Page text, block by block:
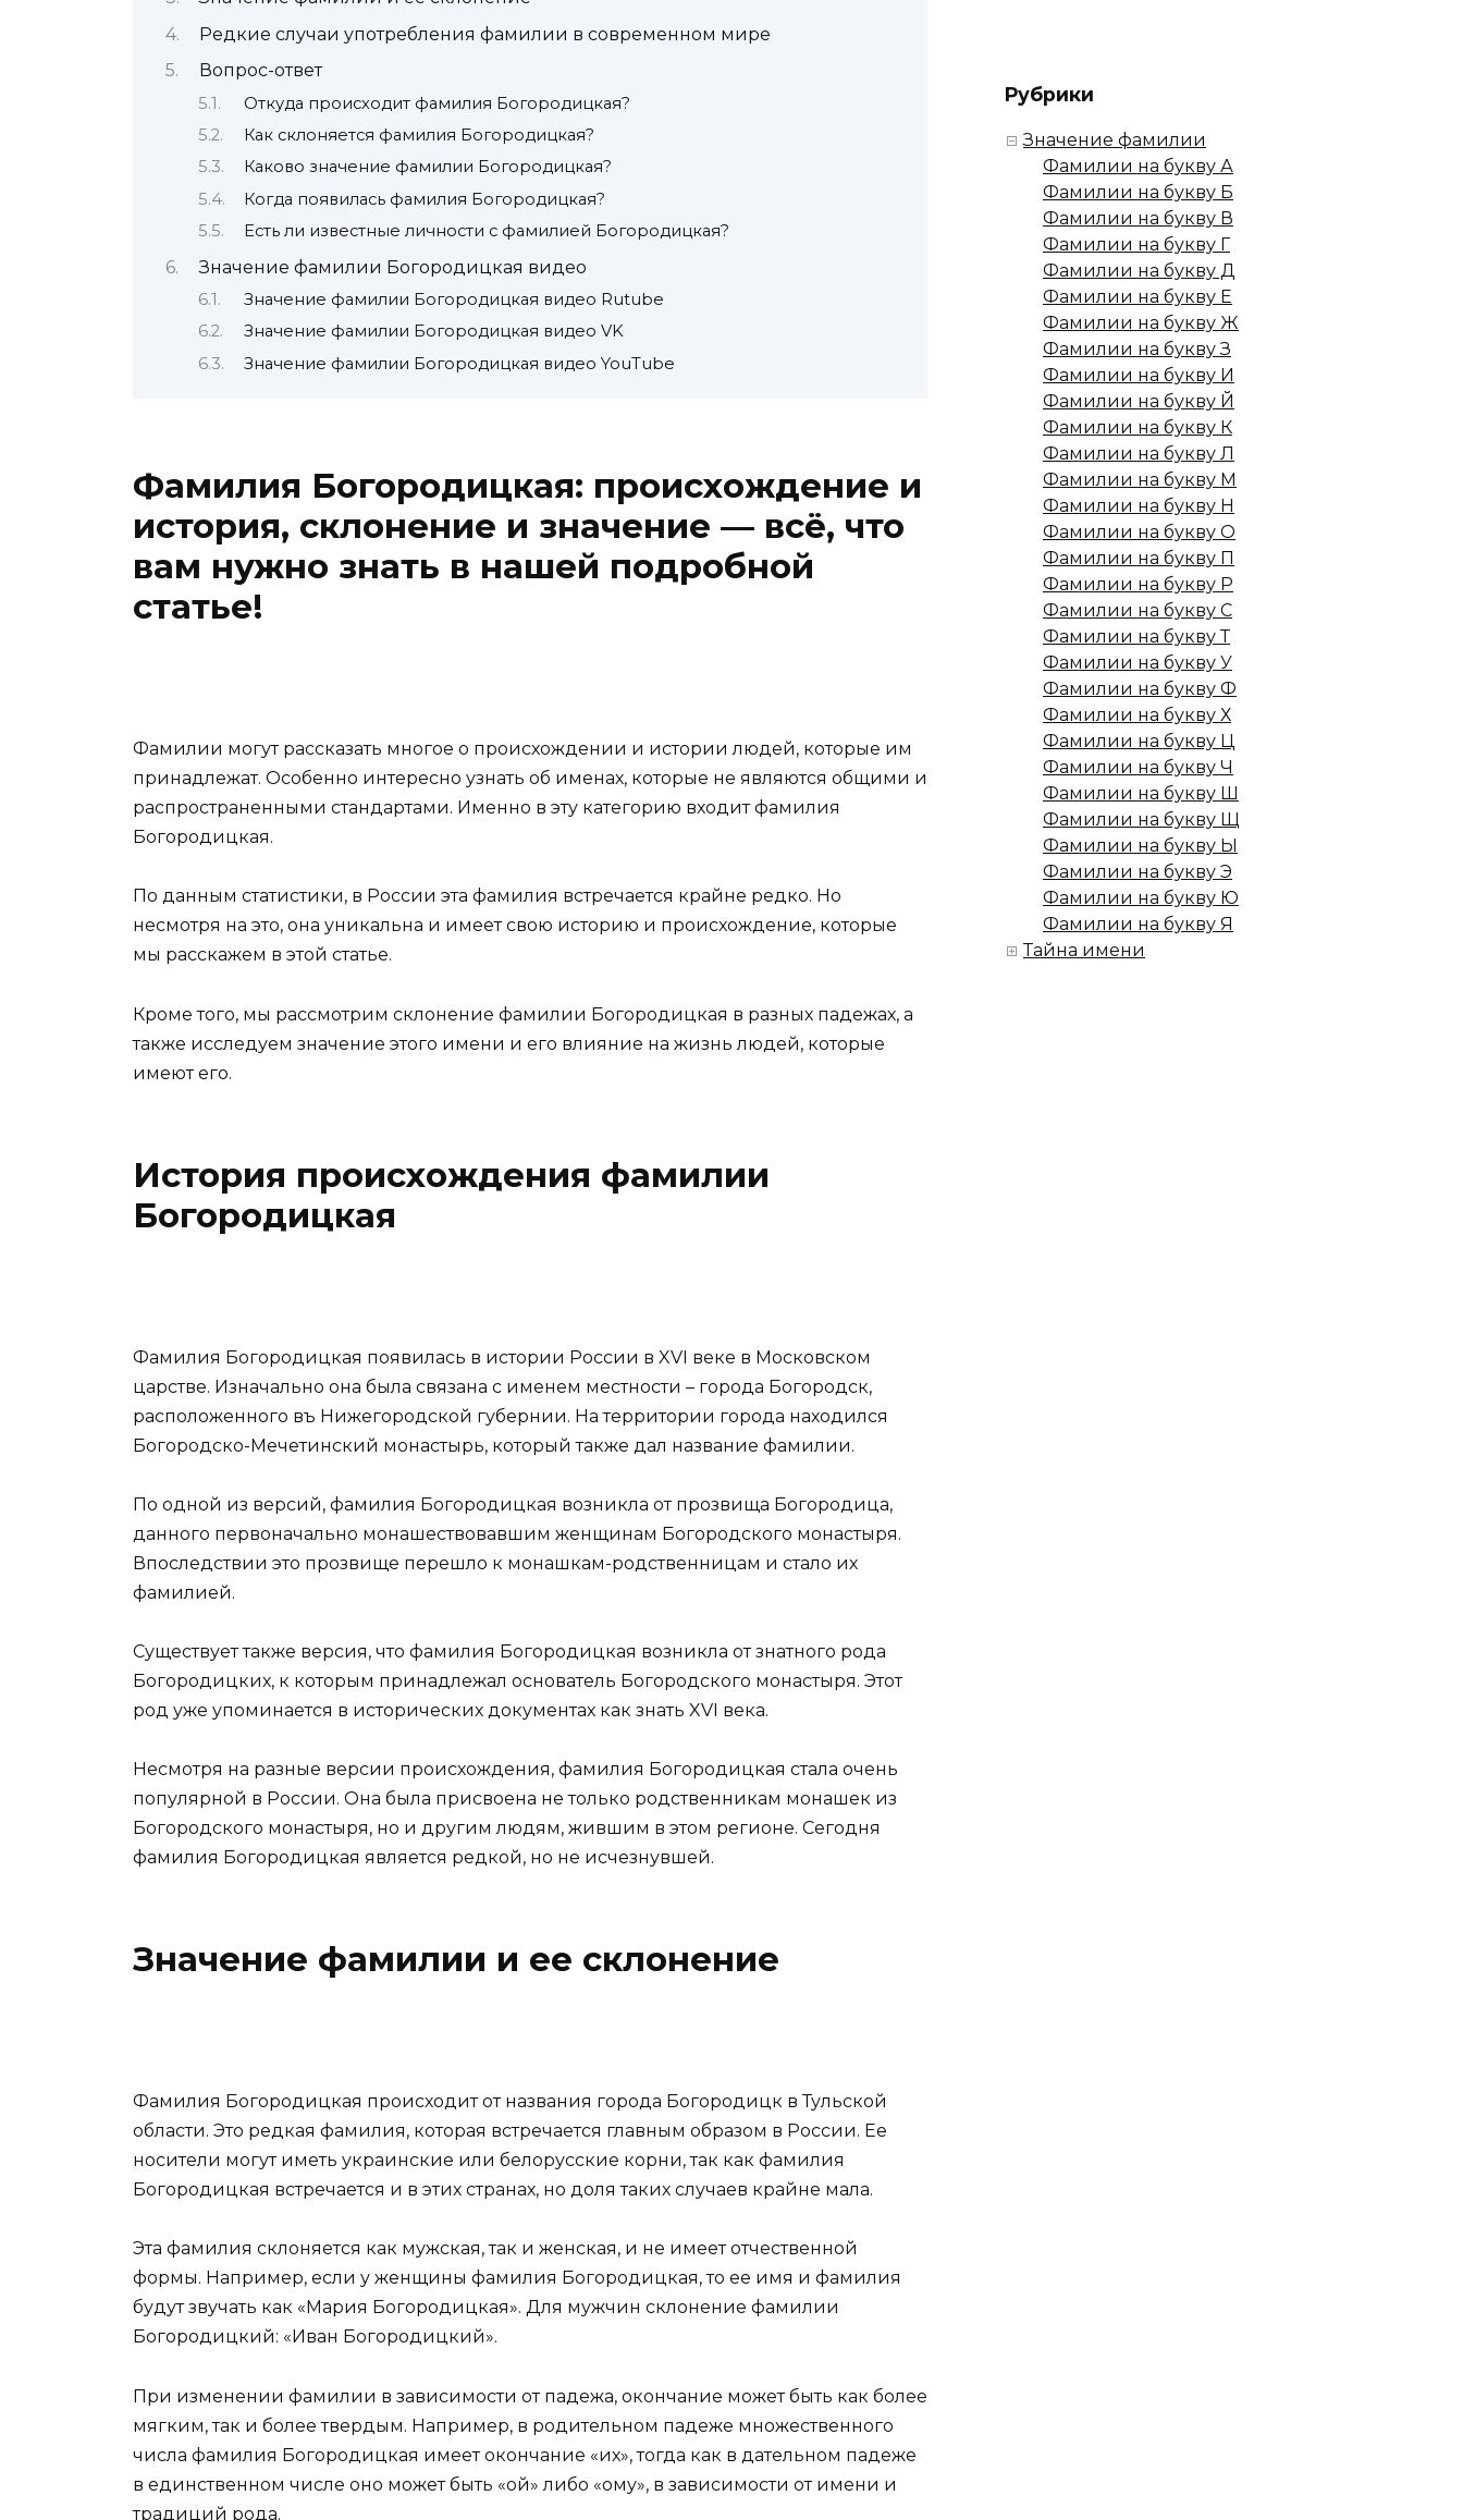
Редкие случаи употребления фамилии в современном мире
Вопрос-ответ
Откуда происходит фамилия Богородицкая?
Как склоняется фамилия Богородицкая?
Каково значение фамилии Богородицкая?
Когда появилась фамилия Богородицкая?
Есть ли известные личности с фамилией Богородицкая?
Значение фамилии Богородицкая видео
Значение фамилии Богородицкая видео Rutube
Значение фамилии Богородицкая видео VK
Значение фамилии Богородицкая видео YouTube
Фамилия Богородицкая: происхождение и
история, склонение и значение — всё, что
вам нужно знать в нашей подробной
статье!
Фамилии могут рассказать многое о происхождении и истории людей, которые им
принадлежат. Особенно интересно узнать об именах, которые не являются общими и
распространенными стандартами. Именно в эту категорию входит фамилия
Богородицкая.
По данным статистики, в России эта фамилия встречается крайне редко. Но
несмотря на это, она уникальна и имеет свою историю и происхождение, которые
мы расскажем в этой статье.
Кроме того, мы рассмотрим склонение фамилии Богородицкая в разных падежах, а
также исследуем значение этого имени и его влияние на жизнь людей, которые
имеют его.
История происхождения фамилии
Богородицкая
Фамилия Богородицкая появилась в истории России в XVI веке в Московском
царстве. Изначально она была связана с именем местности – города Богородск,
расположенного въ Нижегородской губернии. На территории города находился
Богородско-Мечетинский монастырь, который также дал название фамилии.
По одной из версий, фамилия Богородицкая возникла от прозвища Богородица,
данного первоначально монашествовавшим женщинам Богородского монастыря.
Впоследствии это прозвище перешло к монашкам-родственницам и стало их
фамилией.
Существует также версия, что фамилия Богородицкая возникла от знатного рода
Богородицких, к которым принадлежал основатель Богородского монастыря. Этот
род уже упоминается в исторических документах как знать XVI века.
Несмотря на разные версии происхождения, фамилия Богородицкая стала очень
популярной в России. Она была присвоена не только родственникам монашек из
Богородского монастыря, но и другим людям, жившим в этом регионе. Сегодня
фамилия Богородицкая является редкой, но не исчезнувшей.
Значение фамилии и ее склонение
Фамилия Богородицкая происходит от названия города Богородицк в Тульской
области. Это редкая фамилия, которая встречается главным образом в России. Ее
носители могут иметь украинские или белорусские корни, так как фамилия
Богородицкая встречается и в этих странах, но доля таких случаев крайне мала.
Эта фамилия склоняется как мужская, так и женская, и не имеет отчественной
формы. Например, если у женщины фамилия Богородицкая, то ее имя и фамилия
будут звучать как «Мария Богородицкая». Для мужчин склонение фамилии
Богородицкий: «Иван Богородицкий».
При изменении фамилии в зависимости от падежа, окончание может быть как более
мягким, так и более твердым. Например, в родительном падеже множественного
числа фамилия Богородицкая имеет окончание «их», тогда как в дательном падеже
в единственном числе оно может быть «ой» либо «ому», в зависимости от имени и
традиций рода.
Рубрики
Значение фамилии
Фамилии на букву А
Фамилии на букву Б
Фамилии на букву В
Фамилии на букву Г
Фамилии на букву Д
Фамилии на букву Е
Фамилии на букву Ж
Фамилии на букву З
Фамилии на букву И
Фамилии на букву Й
Фамилии на букву К
Фамилии на букву Л
Фамилии на букву М
Фамилии на букву Н
Фамилии на букву О
Фамилии на букву П
Фамилии на букву Р
Фамилии на букву С
Фамилии на букву Т
Фамилии на букву У
Фамилии на букву Ф
Фамилии на букву Х
Фамилии на букву Ц
Фамилии на букву Ч
Фамилии на букву Ш
Фамилии на букву Щ
Фамилии на букву Ы
Фамилии на букву Э
Фамилии на букву Ю
Фамилии на букву Я
Тайна имени